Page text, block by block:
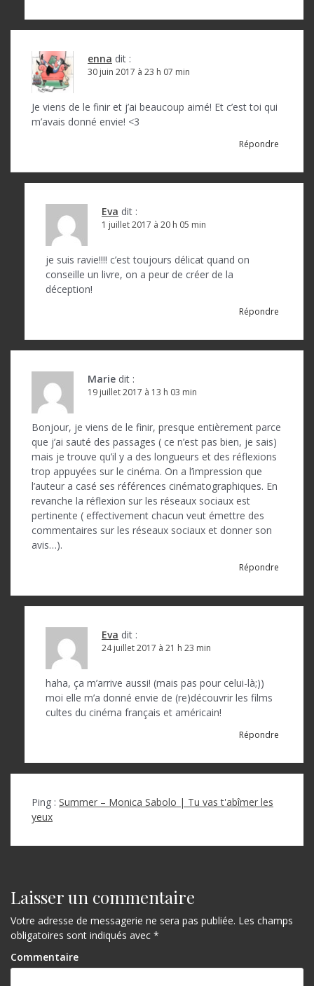
enna dit :
30 juin 2017 à 23 h 07 min
Je viens de le finir et j’ai beaucoup aimé! Et c’est toi qui
m’avais donné envie! <3
Répondre
Eva dit :
1 juillet 2017 à 20 h 05 min
je suis ravie!!!! c’est toujours délicat quand on
conseille un livre, on a peur de créer de la
déception!
Répondre
Marie dit :
19 juillet 2017 à 13 h 03 min
Bonjour, je viens de le finir, presque entièrement parce
que j’ai sauté des passages ( ce n’est pas bien, je sais)
mais je trouve qu’il y a des longueurs et des réflexions
trop appuyées sur le cinéma. On a l’impression que
l’auteur a casé ses références cinématographiques. En
revanche la réflexion sur les réseaux sociaux est
pertinente ( effectivement chacun veut émettre des
commentaires sur les réseaux sociaux et donner son
avis…).
Répondre
Eva dit :
24 juillet 2017 à 21 h 23 min
haha, ça m’arrive aussi! (mais pas pour celui-là;))
moi elle m’a donné envie de (re)découvrir les films
cultes du cinéma français et américain!
Répondre
Ping : Summer – Monica Sabolo | Tu vas t'abîmer les
yeux
Laisser un commentaire
Votre adresse de messagerie ne sera pas publiée. Les champs
obligatoires sont indiqués avec *
Commentaire